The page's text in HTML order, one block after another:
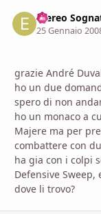
Etereo
25 Gennaio
grazie André
ho un due
spero di non
ho un monaco a
Majere ma per
combattere con
ha gia con i colpi
Defensive
dove li trovo?